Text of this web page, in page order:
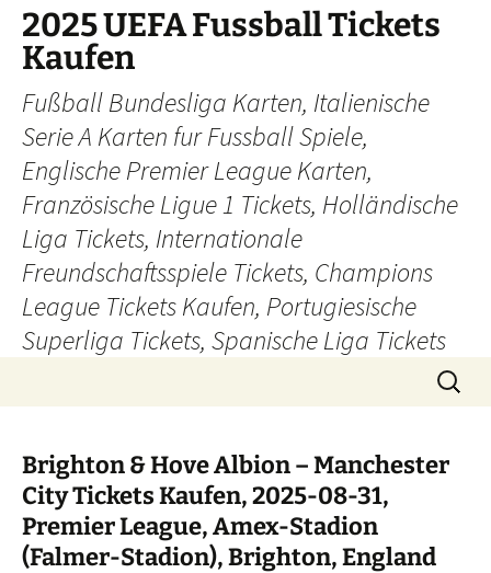
Skip
content
2025 UEFA Fussball Tickets
Kaufen
Fußball Bundesliga Karten, Italienische
Serie A Karten fur Fussball Spiele,
Englische Premier League Karten,
Französische Ligue 1 Tickets, Holländische
Liga Tickets, Internationale
Freundschaftsspiele Tickets, Champions
League Tickets Kaufen, Portugiesische
Superliga Tickets, Spanische Liga Tickets
Search
for:
Brighton & Hove Albion – Manchester
City Tickets Kaufen, 2025-08-31,
Premier League, Amex-Stadion
(Falmer-Stadion), Brighton, England